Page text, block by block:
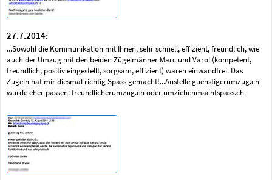
27.7.2014:
...Sowohl die Kommunikation mit Ihnen, sehr schnell, effizient, freundlich, wie
auch der Umzug mit den beiden Zügelmänner Marc und Varol (kompetent,
freundlich, positiv eingestellt, sorgsam, effizient) waren einwandfrei. Das
Zügeln hat mir diesmal richtig Spass gemacht!...Anstelle guenstigerumzug.ch
würde eher passen: freundlicherumzug.ch oder umziehenmachtspass.ch